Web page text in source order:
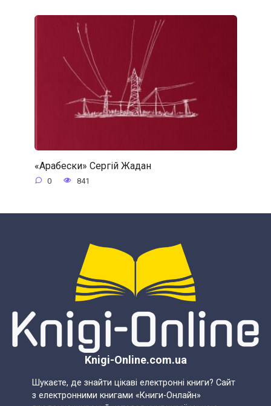
«Арабески» Сергій Жадан
0 841
Knigi-Online.com.ua
Шукаєте, де знайти цікаві електронні книги? Сайт
з електронними книгами «Книги-Онлайн»